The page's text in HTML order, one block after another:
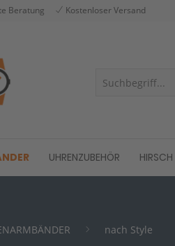
Beratung Kostenloser Versand
UHRENZUBEHÖR HIRSCH
nach Style